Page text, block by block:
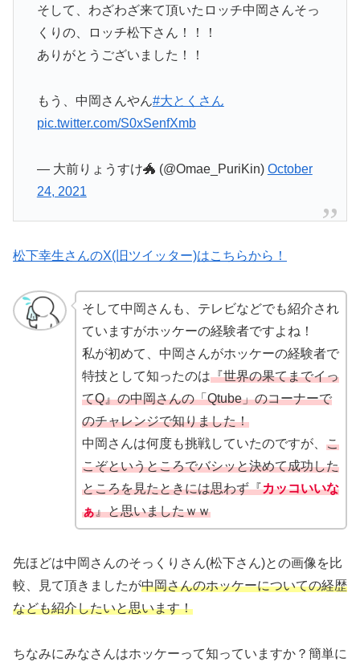
そして、わざわざ来て頂いたロッチ中岡さんそっ
くりの、ロッチ松下さん！！！
ありがとうございました！！
もう、中岡さんやん#大とくさん
pic.twitter.com/S0xSenfXmb
— 大前りょうすけ🐲 (@Omae_PuriKin) October
24, 2021
松下幸生さんのX(旧ツイッター)はこちらから！
そして中岡さんも、テレビなどでも紹介され
ていますがホッケーの経験者ですよね！
私が初めて、中岡さんがホッケーの経験者で
特技として知ったのは『世界の果てまでイっ
てQ』の中岡さんの「Qtube」のコーナーで
のチャレンジで知りました！
中岡さんは何度も挑戦していたのですが、 こ
こぞというところでバシッと決めて成功した
ところを見たときには思わず『カッコいいな
ぁ』と思いましたｗｗ
先ほどは中岡さんのそっくりさん(松下さん)との画像を比
較、見て頂きましたが中岡さんのホッケーについての経歴
なども紹介したいと思います！
ちなみにみなさんはホッケーって知っていますか？簡単に